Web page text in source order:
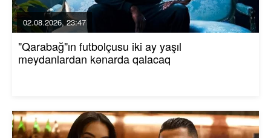
02.08.2026, 23:47
"Qarabağ"ın futbolçusu iki ay yaşıl
meydanlardan kənarda qalacaq